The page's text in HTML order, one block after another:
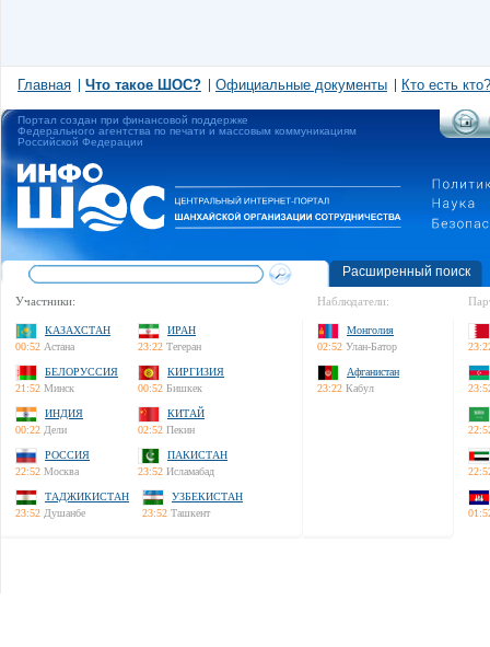
Главная Что такое ШОС? Официальные документы Кто есть кто?
Портал создан при финансовой поддержке
Федерального агентства по печати и массовым коммуникациям
Российской Федерации
Расширенный поиск
Участники:
КАЗАХСТАН
00:52 Астана
ИРАН
23:22 Тегеран
БЕЛОРУССИЯ
21:52 Минск
КИРГИЗИЯ
00:52 Бишкек
ИНДИЯ
00:22 Дели
КИТАЙ
02:52 Пекин
РОССИЯ
22:52 Москва
ПАКИСТАН
23:52 Исламабад
ТАДЖИКИСТАН
23:52 Душанбе
УЗБЕКИСТАН
23:52 Ташкент
Наблюдатели:
Монголия
02:52 Улан-Батор
Афганистан
23:22 Кабул